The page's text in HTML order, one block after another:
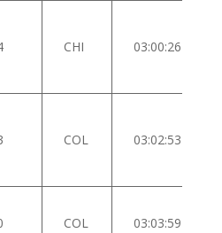
CHI 03:00:26
COL 03:02:53
COL 03:03:59